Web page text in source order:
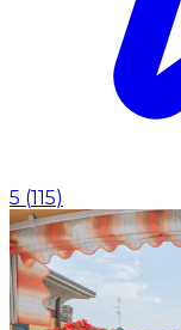
5 (115)